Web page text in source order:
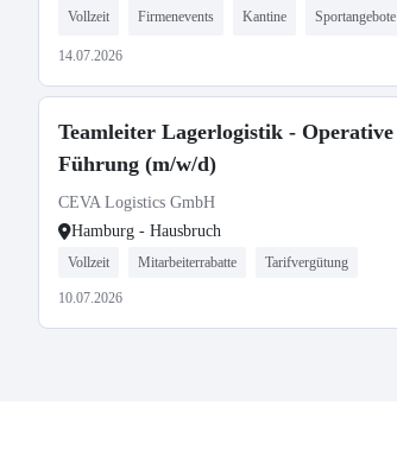
Vollzeit Firmenevents Kantine Sportangebote
14.07.2026
Teamleiter Lagerlogistik - Operative
Führung (m/w/d)
CEVA Logistics GmbH
Hamburg - Hausbruch
Vollzeit Mitarbeiterrabatte Tarifvergütung
10.07.2026